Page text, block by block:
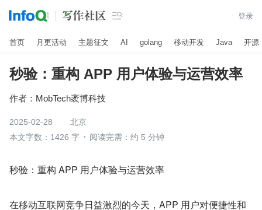
 登录
首页 月更活动 主题征文 AI golang 移动开发 Java 开源
秒验：重构 APP 用户体验与运营效率
作者： MobTech袤博科技
2025-02-28
北京
本文字数：1426 字
阅读完需：约 5 分钟
秒验：重构 APP 用户体验与运营效率
在移动互联网竞争日益激烈的今天，APP 用户对便捷性和